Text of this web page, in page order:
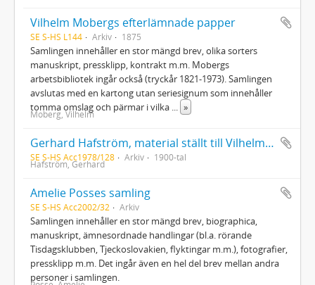
Vilhelm Mobergs efterlämnade papper
SE S-HS L144 Arkiv 1875
Samlingen innehåller en stor mängd brev, olika sorters
manuskript, pressklipp, kontrakt m.m. Mobergs
arbetsbibliotek ingår också (tryckår 1821-1973). Samlingen
avslutas med en kartong utan seriesignum som innehåller
tomma omslag och pärmar i vilka
»
Moberg, Vilhelm
Gerhard Hafström, material ställt till Vilhelm Mobergs förfogande för hans "Min svenska historia 2" samt korrespondens m.m. om VM:s bok
SE S-HS Acc1978/128 Arkiv 1900-tal
Hafström, Gerhard
Amelie Posses samling
SE S-HS Acc2002/32 Arkiv
Samlingen innehåller en stor mängd brev, biographica,
manuskript, ämnesordnade handlingar (bl.a. rörande
Tisdagsklubben, Tjeckoslovakien, flyktingar m.m.), fotografier,
pressklipp m.m. Det ingår även en hel del brev mellan andra
personer i samlingen.